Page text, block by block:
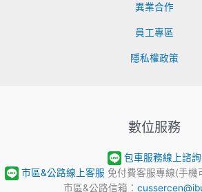
異業合作
員工專區
隱私權政策
數位服務
包車服務線上諮詢
市區&公路線上客服 免付費客服專線(手
市區&公路信箱：